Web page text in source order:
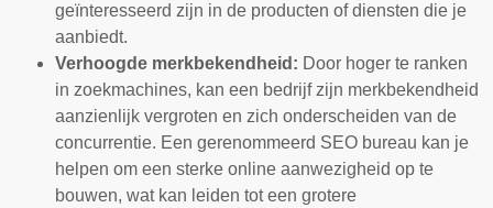
geïnteresseerd zijn in de producten of diensten die je
aanbiedt.
Verhoogde merkbekendheid: Door hoger te ranken
in zoekmachines, kan een bedrijf zijn merkbekendheid
aanzienlijk vergroten en zich onderscheiden van de
concurrentie. Een gerenommeerd SEO bureau kan je
helpen om een sterke online aanwezigheid op te
bouwen, wat kan leiden tot een grotere